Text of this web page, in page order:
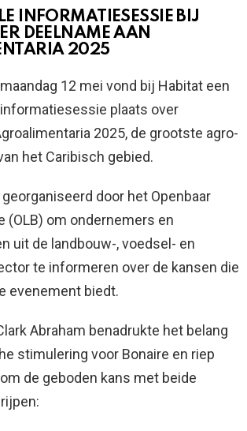
INFORMATIESESSIE BIJ
DEELNAME AAN
2025
12 mei vond bij Habitat een
plaats over
2025, de grootste agro-
het Caribisch gebied.
door het Openbaar
(OLB) om ondernemers en
uit de landbouw-, voedsel- en
te informeren over de kansen die
evenement biedt.
Abraham benadrukte het belang
stimulering voor Bonaire en riep
de geboden kans met beide